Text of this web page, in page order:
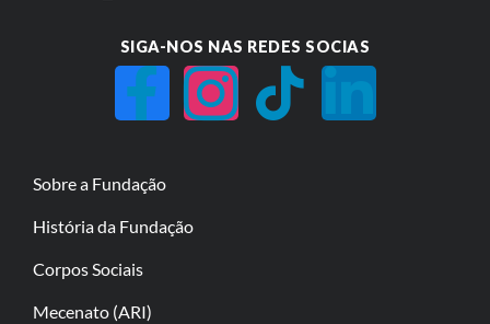
SIGA-NOS NAS REDES SOCIAS
Sobre a Fundação
História da Fundação
Corpos Sociais
Mecenato (ARI)